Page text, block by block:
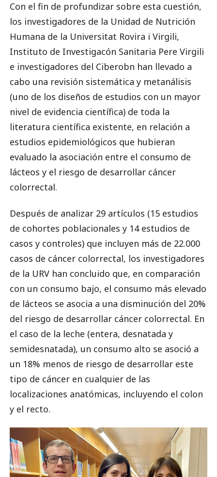
Con el fin de profundizar sobre esta cuestión,
los investigadores de la Unidad de Nutrición
Humana de la Universitat Rovira i Virgili,
Instituto de Investigacón Sanitaria Pere Virgili
e investigadores del Ciberobn han llevado a
cabo una revisión sistemática y metanálisis
(uno de los diseños de estudios con un mayor
nivel de evidencia científica) de toda la
literatura científica existente, en relación a
estudios epidemiológicos que hubieran
evaluado la asociación entre el consumo de
lácteos y el riesgo de desarrollar cáncer
colorrectal.
Después de analizar 29 artículos (15 estudios
de cohortes poblacionales y 14 estudios de
casos y controles) que incluyen más de 22.000
casos de cáncer colorrectal, los investigadores
de la URV han concluido que, en comparación
con un consumo bajo, el consumo más elevado
de lácteos se asocia a una disminución del 20%
del riesgo de desarrollar cáncer colorrectal. En
el caso de la leche (entera, desnatada y
semidesnatada), un consumo alto se asoció a
un 18% menos de riesgo de desarrollar este
tipo de cáncer en cualquier de las
localizaciones anatómicas, incluyendo el colon
y el recto.